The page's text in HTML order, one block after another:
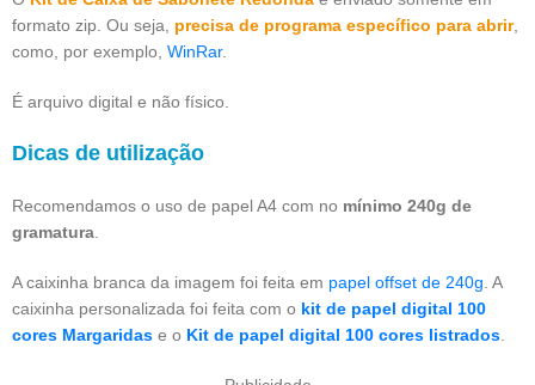
formato zip. Ou seja, precisa de programa específico para abrir,
como, por exemplo, WinRar.
É arquivo digital e não físico.
Dicas de utilização
Recomendamos o uso de papel A4 com no mínimo 240g de
gramatura
A caixinha branca da imagem foi feita em papel offset de 240g . A
caixinha personalizada foi feita com o kit de papel digital 100
cores Margaridas e o Kit de papel digital 100 cores listrados